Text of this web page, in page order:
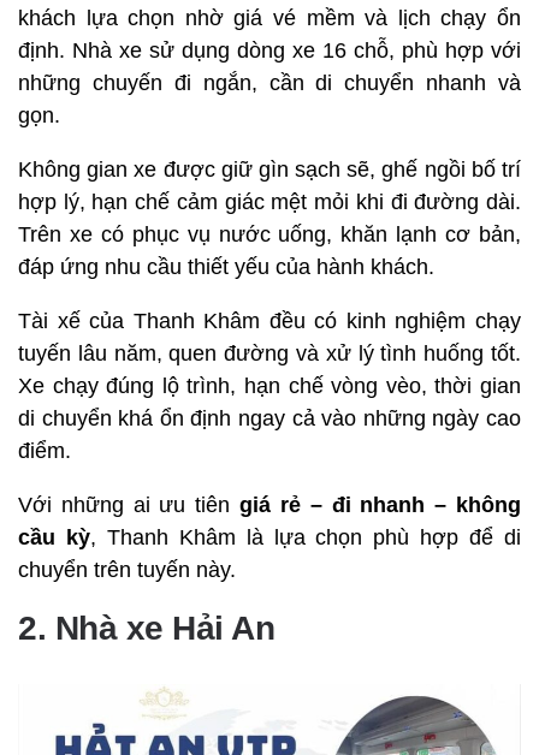
khách lựa chọn nhờ giá vé mềm và lịch chạy ổn
định. Nhà xe sử dụng dòng xe 16 chỗ, phù hợp với
những chuyến đi ngắn, cần di chuyển nhanh và
gọn.
Không gian xe được giữ gìn sạch sẽ, ghế ngồi bố trí
hợp lý, hạn chế cảm giác mệt mỏi khi đi đường dài.
Trên xe có phục vụ nước uống, khăn lạnh cơ bản,
đáp ứng nhu cầu thiết yếu của hành khách.
Tài xế của Thanh Khâm đều có kinh nghiệm chạy
tuyến lâu năm, quen đường và xử lý tình huống tốt.
Xe chạy đúng lộ trình, hạn chế vòng vèo, thời gian
di chuyển khá ổn định ngay cả vào những ngày cao
điểm.
Với những ai ưu tiêngiá rẻ – đi nhanh – không
cầu kỳ, Thanh Khâm là lựa chọn phù hợp để di
chuyển trên tuyến này.
2. Nhà xe Hải An